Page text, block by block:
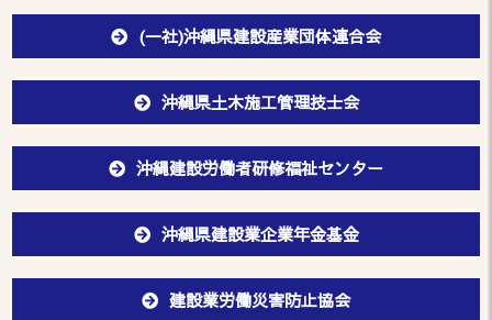
(一社)沖縄県建設産業団体連合会
沖縄県土木施工管理技士会
沖縄建設労働者研修福祉センター
沖縄県建設業企業年金基金
建設業労働災害防止協会